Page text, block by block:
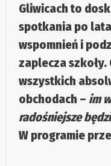
Gliwicach to
spotkania po
wspomnień i
zaplecza
wszystkich
obchodach – im
radośniejsze
W programie